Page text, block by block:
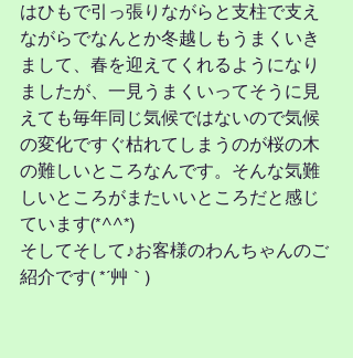
はひもで引っ張りながらと支柱で支え
ながらでなんとか冬越しもうまくいき
まして、春を迎えてくれるようになり
ましたが、一見うまくいってそうに見
えても毎年同じ気候ではないので気候
の変化ですぐ枯れてしまうのが桜の木
の難しいところなんです。そんな気難
しいところがまたいいところだと感じ
ています(*^^*)
そしてそして♪お客様のわんちゃんのご
紹介です( *´艸｀)